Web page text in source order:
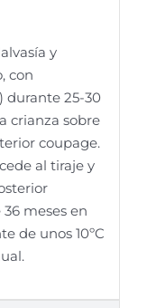
y
con
durante 25-30
crianza sobre
coupage.
al tiraje y
meses en
de unos 10ºC